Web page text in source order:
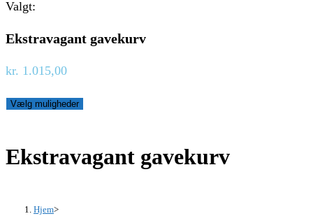
Valgt:
Ekstravagant gavekurv
kr. 1.015,00
Vælg muligheder
Ekstravagant gavekurv
Hjem>